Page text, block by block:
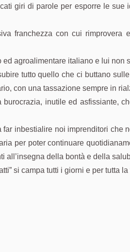
giri di parole per esporre le sue
franchezza con cui rimprovera
agroalimentare italiano e lui non
tutto quello che ci buttano
con una tassazione sempre in
inutile ed asfissiante,
inbestialire noi imprenditori che
per poter continuare
all’insegna della bontà e della
si campa tutti i giorni e per tutta la